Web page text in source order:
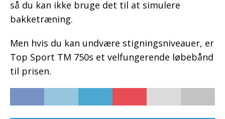
så du kan ikke bruge det til at simulere
bakketræning.
Men hvis du kan undvære stigningsniveauer, er
Top Sport TM 750s et velfungerende løbebånd
til prisen.